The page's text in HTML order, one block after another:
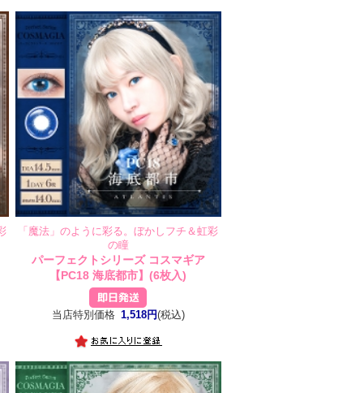
「魔法」のように彩る。ぼかしフチ＆虹彩
の瞳
パーフェクトシリーズ コスマギア
【PC18 海底都市】(6枚入)
当店特別価格 1,518円(税込)